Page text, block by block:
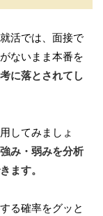
就活では、面接で
ないまま本番を
に落とされてし
してみましょ
み・弱みを分析
ます。
る確率をグッと